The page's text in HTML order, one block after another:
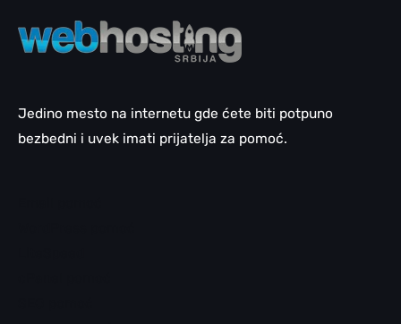
Jedino mesto na internetu gde ćete biti potpuno
bezbedni i uvek imati prijatelja za pomoć.